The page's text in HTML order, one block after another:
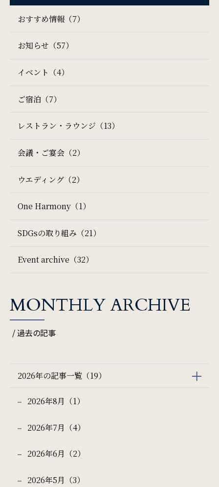
一部屋あたりのご利用人数
宿泊プラン一覧
おすすめ情報（7）
お知らせ（57）
イベント（4）
ご宿泊（7）
レストラン・ラウンジ（13）
会議・ご宴会（2）
ウエディング（2）
One Harmony（1）
SDGsの取り組み（21）
Event archive（32）
MONTHLY ARCHIVE
/ 過去の記事
2026年の記事一覧（19）
2026年8月（1）
2026年7月（4）
2026年6月（2）
2026年5月（3）